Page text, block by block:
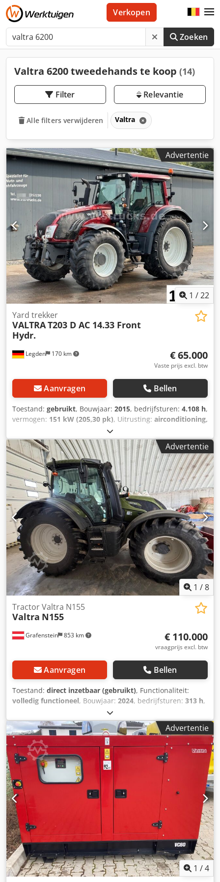
Zoeken
Verkopen
Valtra 6200 tweedehands te koop (14)
Filter Relevantie
Alle filters verwijderen Valtra
Advertentie
1 /22
Legden 170 km
Yard trekker
VALTRAT203 D AC 14.33 Front
Hydr.
€ 65.000
Vaste prijs excl. btw
Aanvragen Bellen
Toestand: gebruikt, Bouwjaar: 2015, bedrijfsturen: 4.108 h,
vermogen: 151 kW (205,30 pk), Uitrusting: airconditioning,
Advertentie
1 /8
Grafenstein 853 km
Tractor Valtra N155
Valtra N155
€ 110.000
vraagprijs excl. btw
Aanvragen Bellen
Toestand: direct inzetbaar (gebruikt), Functionaliteit:
volledig functioneel, Bouwjaar: 2024, bedrijfsturen: 313 h,
114 kW (155,00 pk)
Power, soort overbrenging:mechanisch, brandstoftype:
diesel, maximale snelheid:50 km/h, eerste registratie:
01/2024, volgende keuring (TÜV): , kleur: groen
totaalgewicht:6.500 kg , voorbandmaat: 540/65R28
achterbandmaat:650/65R38, Uitrusting:
aanhangwagenkoppeling, airconditioning, cabine, extra
koplampen, hydraulica, verlichting, voorste aftakas
Valtra N155 Forst – Topuitvoering – 50 km/u – Voorste
aftakas – Olijfgroen metallic Te koop aangeboden: een zeer
goed onderhouden Valtra N155 bosbouwtractor in de
exclusieve lak: olijfgroen metallic. Deze tractor overtuigt
door zijn uitgebreide uitrusting en is zowel geschikt voor
bosbouwwerkzaamheden als voor agrarisch gebruik.
Technische gegevens: Fabrikant: Valtra Model: N155 Forst
Eerste toelating: 2024 Vermogen: ca. 114 kW / 155 pk
Dedozi Erbepfx Afrjkr Brandstof: Diesel Emissieklasse:
Advertentie
1 /4